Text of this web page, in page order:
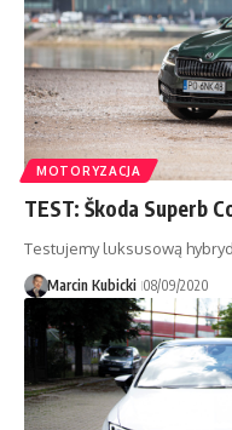
MOTORYZACJA
TEST: Škoda Superb
Testujemy luksusową
Marcin Kubicki 08/09/2020